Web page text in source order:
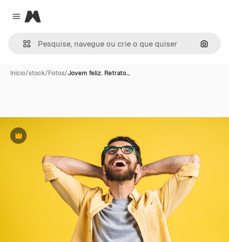
Close menu
Magnific
Início/stock/Fotos/Jovem feliz. Retrato…
Premium